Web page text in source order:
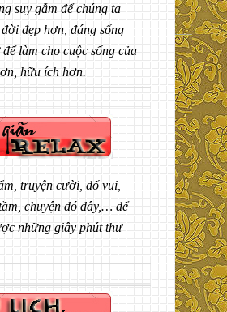
suy gẫm để chúng ta
đẹp hơn, đáng sống
làm cho cuộc sống của
hữu ích hơn.
truyện cười, đố vui,
chuyện đó đây,… để
những giây phút thư